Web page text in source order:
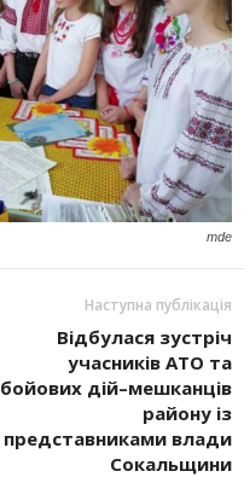
mde
Наступна публікація
Відбулася зустріч
учасників АТО та
бойових дій–мешканців
району із
представниками влади
Сокальщини